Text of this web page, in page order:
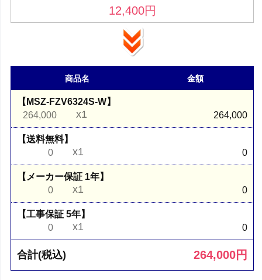
12,400円
商品名 金額
【MSZ-FZV6324S-W】
264,000
x1 264,000
【送料無料】
0
x1 0
【メーカー保証 1年】
0
x1 0
【工事保証 5年】
0
x1 0
合計(税込) 264,000円